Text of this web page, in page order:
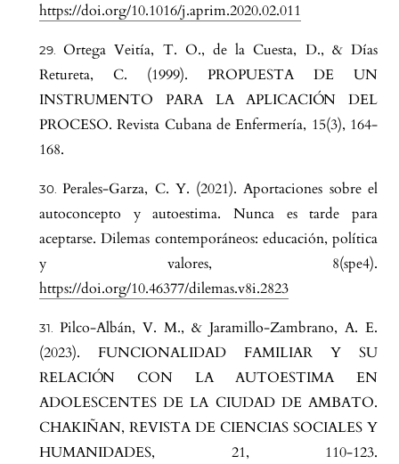
https://doi.org/10.1016/j.aprim.2020.02.011
Ortega Veitía, T. O., de la Cuesta, D., & Días
Retureta, C. (1999). PROPUESTA DE UN
INSTRUMENTO PARA LA APLICACIÓN DEL
PROCESO. Revista Cubana de Enfermería, 15(3), 164-
168.
Perales-Garza, C. Y. (2021). Aportaciones sobre el
autoconcepto y autoestima. Nunca es tarde para
aceptarse. Dilemas contemporáneos: educación, política
y valores, 8(spe4).
https://doi.org/10.46377/dilemas.v8i.2823
Pilco-Albán, V. M., & Jaramillo-Zambrano, A. E.
(2023). FUNCIONALIDAD FAMILIAR Y SU
RELACIÓN CON LA AUTOESTIMA EN
ADOLESCENTES DE LA CIUDAD DE AMBATO.
CHAKIÑAN, REVISTA DE CIENCIAS SOCIALES Y
HUMANIDADES, 21, 110-123.